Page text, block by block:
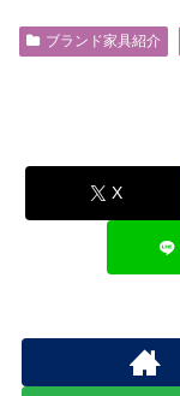
ブランド家具紹介
X